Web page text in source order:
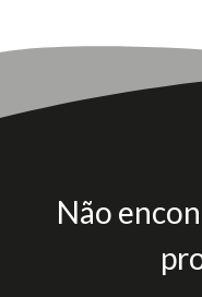
Não